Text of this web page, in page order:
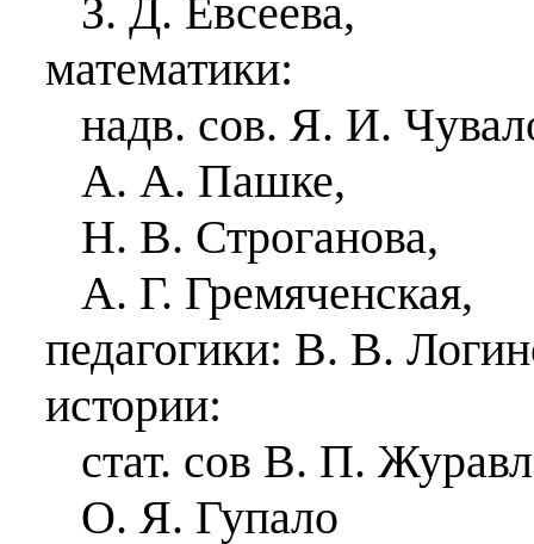
З. Д. Евсеева,
математики:
надв. сов. Я. И.
А. А. Пашке,
Н. В. Строганова,
А. Г. Гремяченская,
педагогики: В. В.
истории:
стат. сов В. П.
О. Я. Гупало